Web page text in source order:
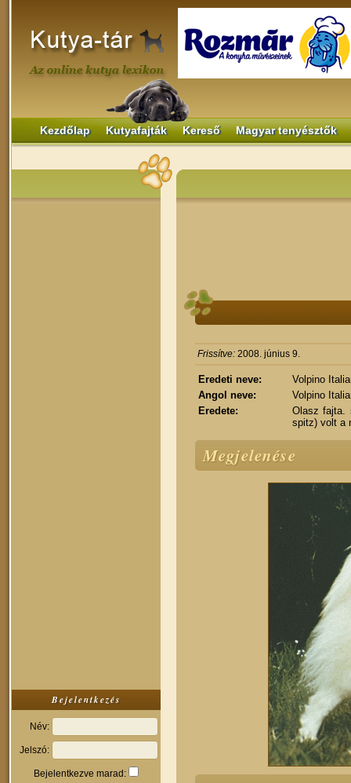
Kezdőlap Kutyafajták Kereső Magyar tenyésztők
Bejelentkezés
Név:
Jelszó:
Bejelentkezve marad:
Frissítve: 2008. június 9.
Eredeti neve:
Volpino
Angol neve:
Volpino
Eredete:
Olasz fajta.
spitz) volt a
Megjelenése